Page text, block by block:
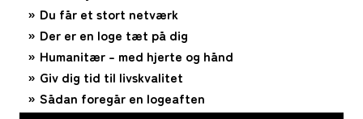
Du får et stort netværk
Der er en loge tæt på dig
Humanitær – med hjerte og hånd
Giv dig tid til livskvalitet
Sådan foregår en logeaften